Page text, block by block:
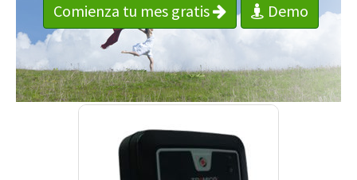
Comienza tu mes gratis
Demo